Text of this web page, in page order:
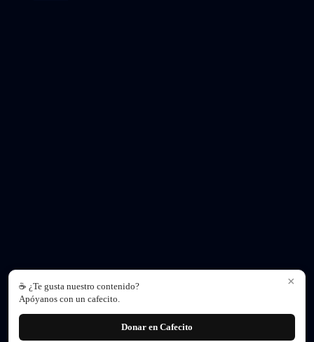
×
☕ ¿Te gusta nuestro contenido?
Apóyanos con un cafecito.
Donar en Cafecito